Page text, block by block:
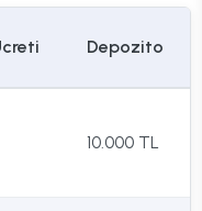
Depozito
10.000 TL